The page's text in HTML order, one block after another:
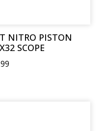
NITRO PISTON
SCOPE